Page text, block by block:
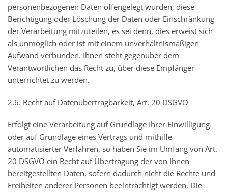
personenbezogenen Daten offengelegt wurden, diese
Berichtigung oder Löschung der Daten oder Einschränkung
der Verarbeitung mitzuteilen, es sei denn, dies erweist sich
als unmöglich oder ist mit einem unverhältnismäßigen
Aufwand verbunden. Ihnen steht gegenüber dem
Verantwortlichen das Recht zu, über diese Empfänger
unterrichtet zu werden.
2.6. Recht auf Datenübertragbarkeit, Art. 20 DSGVO
Erfolgt eine Verarbeitung auf Grundlage Ihrer Einwilligung
oder auf Grundlage eines Vertrags und mithilfe
automatisierter Verfahren, so haben Sie im Umfang von Art.
20 DSGVO ein Recht auf Übertragung der von Ihnen
bereitgestellten Daten, sofern dadurch nicht die Rechte und
Freiheiten anderer Personen beeinträchtigt werden. Die